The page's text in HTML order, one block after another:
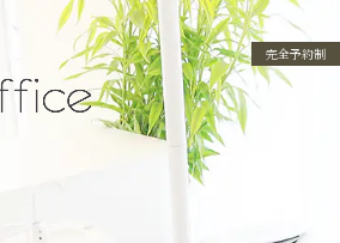
完全予約制